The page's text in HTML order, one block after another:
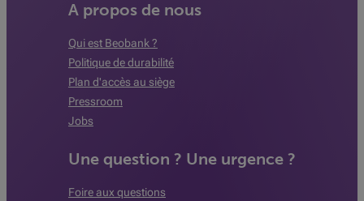
A propos de nous
Qui est Beobank ?
Politique de durabilité
Plan d'accès au siège
Pressroom
Jobs
Une question ? Une urgence ?
Foire aux questions